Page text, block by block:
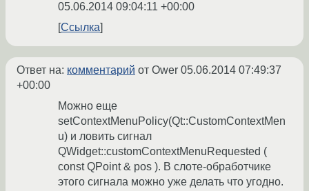
05.06.2014 09:04:11 +00:00
Ссылка
Ответ на: комментарий от Ower 05.06.2014 07:49:37
+00:00
Можно еще
setContextMenuPolicy(Qt::CustomContextMen
u) и ловить сигнал
QWidget::customContextMenuRequested (
const QPoint & pos ). В слоте-обработчике
этого сигнала можно уже делать что угодно.